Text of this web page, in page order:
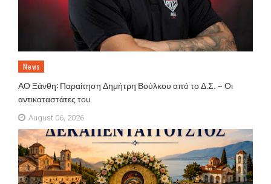
News
ΑΟ Ξάνθη: Παραίτηση Δημήτρη Βούλκου από το Δ.Σ. – Οι
αντικαταστάτες του
August 06, 2026